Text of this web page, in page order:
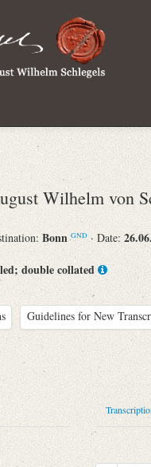
Wilhelm von
BonnGND · Date:
double collated
Guidelines for New